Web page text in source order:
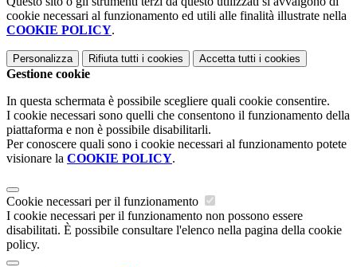
cookie necessari al funzionamento ed utili alle finalità illustrate nella
COOKIE POLICY.
Personalizza Rifiuta tutti i cookies Accetta tutti i cookies
Gestione cookie
In questa schermata è possibile scegliere quali cookie consentire.
I cookie necessari sono quelli che consentono il funzionamento della
piattaforma e non è possibile disabilitarli.
Per conoscere quali sono i cookie necessari al funzionamento potete
visionare la COOKIE POLICY.
Cookie necessari per il funzionamento
I cookie necessari per il funzionamento non possono essere
disabilitati. È possibile consultare l'elenco nella pagina della cookie
policy.